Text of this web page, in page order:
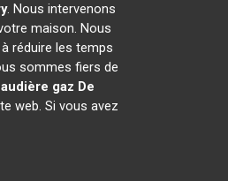
. Nous intervenons
maison. Nous
réduire les temps
sommes fiers de
gaz De
web. Si vous avez